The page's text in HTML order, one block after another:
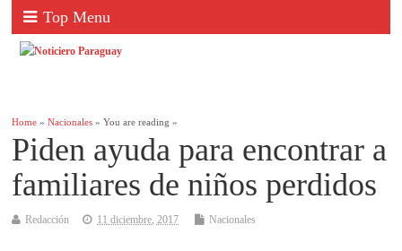
Top Menu
Home »Nacionales » You are reading »
Piden ayuda para encontrar a
familiares de niños perdidos
Redacción 11 diciembre, 2017 Nacionales